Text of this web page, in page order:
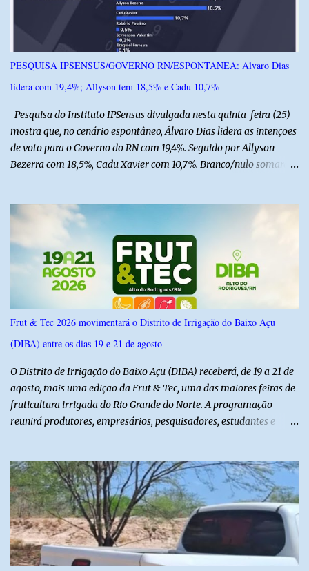
PESQUISA IPSENSUS/GOVERNO RN/ESPONTÂNEA: Álvaro Dias
lidera com 19,4%; Allyson tem 18,5% e Cadu 10,7%
Pesquisa do Instituto IPSensus divulgada nesta quinta-feira (25)
mostra que, no cenário espontâneo, Álvaro Dias lidera as intenções
de voto para o Governo do RN com 19,4%. Seguido por Allyson
Bezerra com 18,5%, Cadu Xavier com 10,7%. Branco/nulo somaram
do Norte entre os dias 18 e 22 de junho de 2026. O levantamento
possui margem de erro de 2,5 pontos percentuais e nível de
confiança de 95%. Registro no TSE: RN-09520/2026
Frut & Tec 2026 movimentará o Distrito de Irrigação do Baixo Açu
(DIBA) entre os dias 19 e 21 de agosto
O Distrito de Irrigação do Baixo Açu (DIBA) receberá, de 19 a 21 de
agosto, mais uma edição da Frut & Tec, uma das maiores feiras de
fruticultura irrigada do Rio Grande do Norte. A programação
reunirá produtores, empresários, pesquisadores, estudantes e
instituições e tecnologias voltadas ao setor. Além das atividades
técnicas, a feira contará com programação cultural. No dia 20 de
agosto, o público poderá prestigiar o show de humor com Mução,
seguido de apresentação musical de Vê Barreto. A Frut & Tec
reforça a importância do Distrito de Irrigação do Baixo Açu como
referência na fruticultura irrigada, promovendo conhecimento,